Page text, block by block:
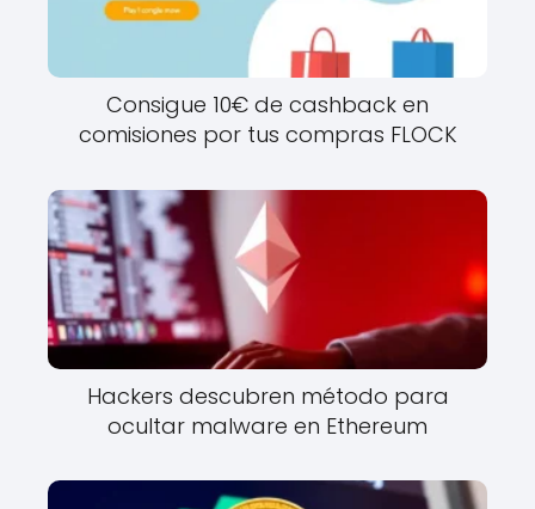
Consigue 10€ de cashback en
comisiones por tus compras FLOCK
Hackers descubren método para
ocultar malware en Ethereum